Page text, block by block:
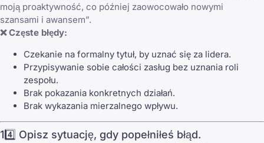
moją proaktywność, co później zaowocowało nowymi
szansami i awansem”.
❌ Częste błędy:
Czekanie na formalny tytuł, by uznać się za lidera.
Przypisywanie sobie całości zasług bez uznania roli
zespołu.
Brak pokazania konkretnych działań.
Brak wykazania mierzalnego wpływu.
14️⃣ Opisz sytuację, gdy popełniłeś błąd.